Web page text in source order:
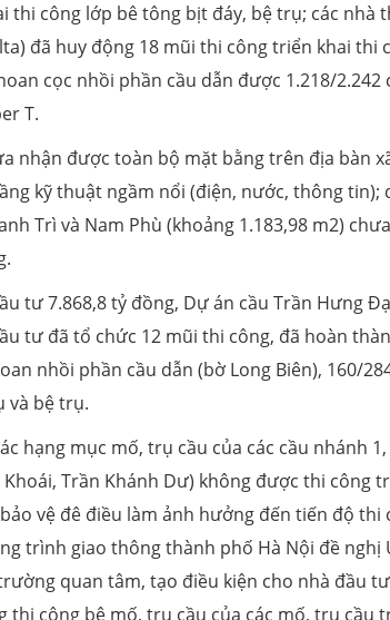
thi công lớp bê tông bịt đáy, bệ trụ; các nhà
đã huy động 18 mũi thi công triển khai
cọc nhồi phần cầu dẫn được 1.218/
T.
nhận được toàn bộ mặt bằng trên địa bàn
kỹ thuật ngầm nổi (điện, nước, thông
Trì và Nam Phù (khoảng 1.183,98 m2)
tư 7.868,8 tỷ đồng, Dự án cầu Trần Hưng
tư đã tổ chức 12 mũi thi công, đã hoàn
nhồi phần cầu dẫn (bờ Long Biên), 160/
và bệ trụ.
hạng mục mố, trụ cầu của các cầu nhánh
Trần Khánh Dư) không được thi công
vệ đê điều làm ảnh hưởng đến tiến độ thi
trình giao thông thành phố Hà Nội đề nghị
quan tâm, tạo điều kiện cho nhà đầu
thi công bệ mố, trụ cầu của các mố, trụ cầu